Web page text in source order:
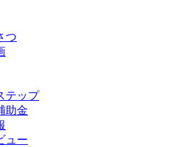
つ
テップ
助金
ュー